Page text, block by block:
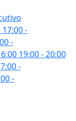
17:00-
-
19:00 - 20:00
-
-